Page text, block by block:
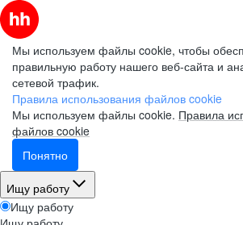
Мы используем файлы cookie, чтобы
правильную работу нашего веб-сайта и
сетевой трафик.
Правила использования файлов cookie
Мы используем файлы cookie. Правила
файлов cookie
Понятно
Ищу работу
Ищу работу